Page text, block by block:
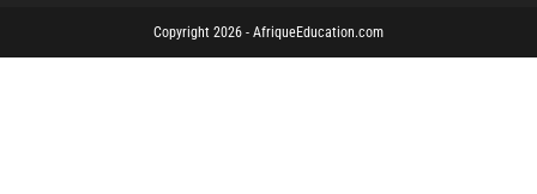
Copyright 2026 - AfriqueEducation.com